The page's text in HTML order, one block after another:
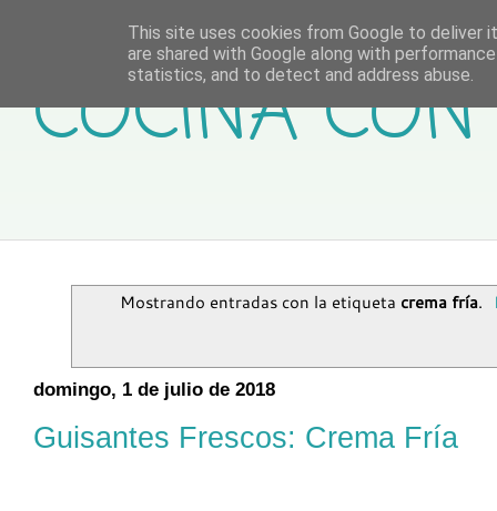
COCINA
Mostrando entradas con la etiqueta crema fría.
domingo, 1 de julio de 2018
Guisantes Frescos: Crema Fría
This site uses cookies from Google to deliver
are shared with Google along with
statistics, and to detect and address abuse.